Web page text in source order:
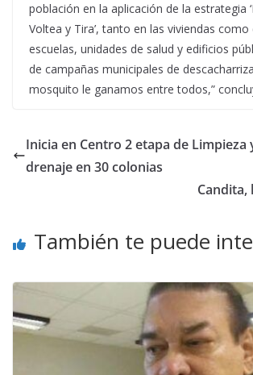
población en la aplicación de la estrategia
Voltea y Tira’, tanto en las viviendas como
escuelas, unidades de salud y edificios
de campañas municipales de
mosquito le ganamos entre todos,”
Inicia en Centro 2 etapa de Limpieza
drenaje en 30 colonias
Candita,
También te puede